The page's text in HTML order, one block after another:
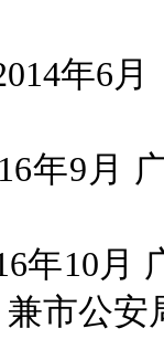
年6月
9月
10月
市公